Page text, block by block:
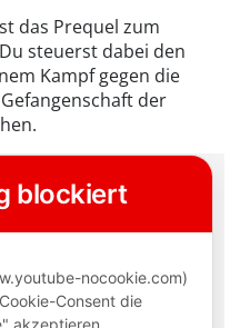
das Prequel zum
steuerst dabei den
Kampf gegen die
der